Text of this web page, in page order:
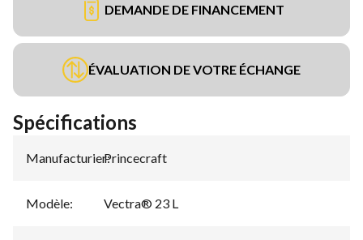
DEMANDE DE FINANCEMENT
ÉVALUATION DE VOTRE ÉCHANGE
Spécifications
Manufacturier:
Princecraft
Modèle: Vectra® 23 L